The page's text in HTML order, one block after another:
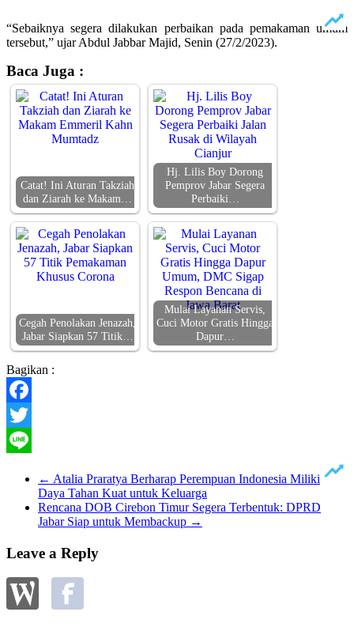
“Sebaiknya segera dilakukan perbaikan pada pemakaman umum
tersebut,” ujar Abdul Jabbar Majid, Senin (27/2/2023).
Baca Juga :
Catat! Ini Aturan Takziah
dan Ziarah ke Makam…
Hj. Lilis Boy Dorong
Pemprov Jabar Segera
Perbaiki…
Cegah Penolakan Jenazah,
Jabar Siapkan 57 Titik…
Mulai Layanan Servis,
Cuci Motor Gratis Hingga
Dapur…
Bagikan :
Facebook
Twitter
← Atalia Praratya Berharap Perempuan Indonesia Miliki
Daya Tahan Kuat untuk Keluarga
Rencana DOB Cirebon Timur Segera Terbentuk: DPRD
Jabar Siap untuk Membackup →
Leave a Reply